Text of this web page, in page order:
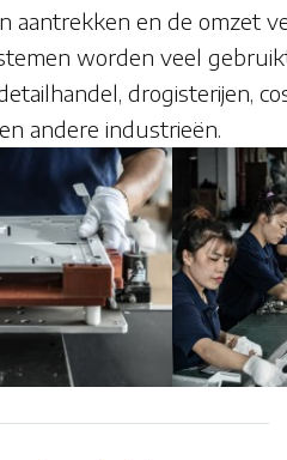
aantrekken en de omzet
worden veel
drogisterijen,
andere industrieën.